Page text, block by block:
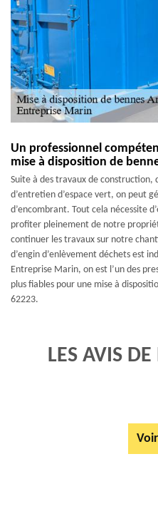
Un professionnel
mise à disposition de
Suite à des travaux de construction,
d’entretien d’espace vert, on peut
d’encombrant. Tout cela nécessite
profiter pleinement de notre
continuer les travaux sur notre
d’engin d’enlèvement déchets est
Entreprise Marin, on est l’un des
plus fiables pour une mise à
62223.
LES AVIS